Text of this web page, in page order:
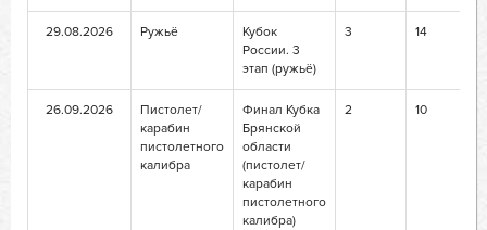
29.08.2026 Ружьё
Кубок
России. 3
этап (ружьё)
3 14
26.09.2026
Пистолет/
карабин
пистолетного
калибра
Финал Кубка
Брянской
области
(пистолет/
карабин
пистолетного
калибра)
2 10